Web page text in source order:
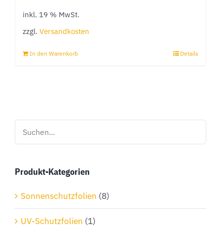
inkl. 19 % MwSt.
zzgl. Versandkosten
In den Warenkorb Details
Produkt-Kategorien
Sonnenschutzfolien (8)
UV-Schutzfolien (1)